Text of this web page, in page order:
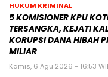
HUKUM KRIMINAL
5 KOMISIONER KPU
TERSANGKA, KEJATI
KORUPSI DANA HIBAH
MILIAR
Kamis, 6 Agu 2026 - 16:53